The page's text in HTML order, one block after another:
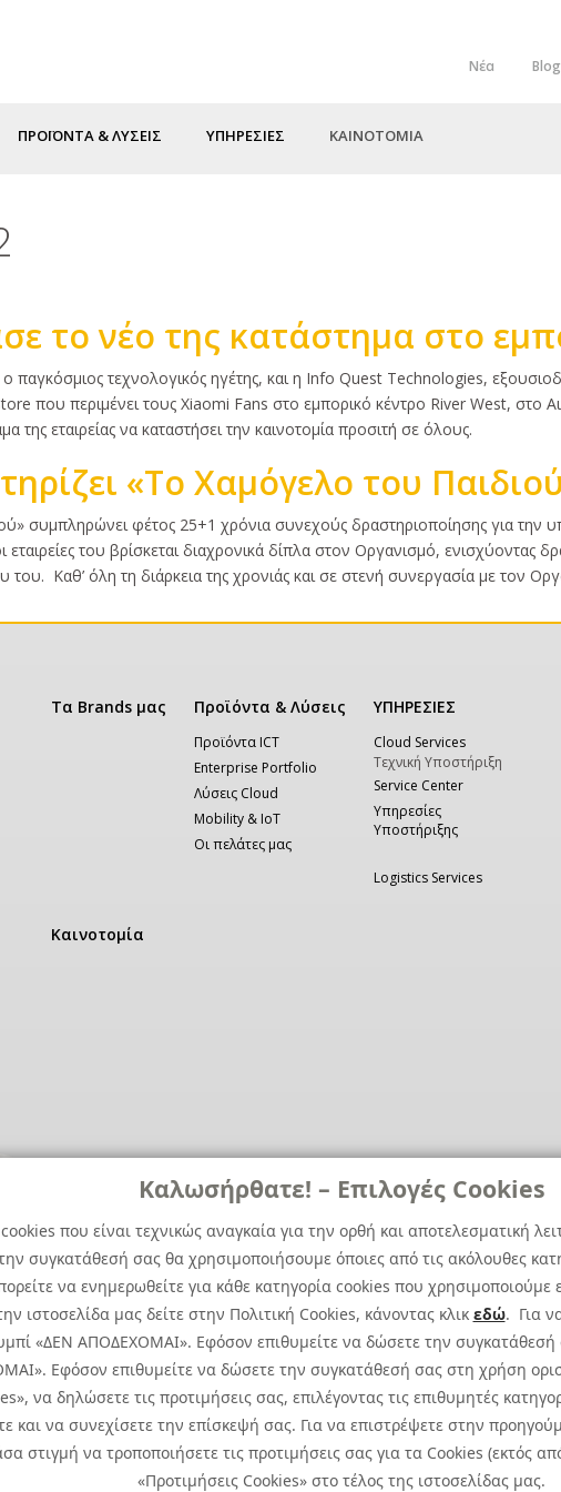
Καλωσήρθατε! – Επιλογές Cookies
που είναι τεχνικώς αναγκαία για την ορθή και αποτελεσματική
συγκατάθεσή σας θα χρησιμοποιήσουμε όποιες από τις ακόλουθες
να ενημερωθείτε για κάθε κατηγορία cookies που χρησιμοποιούμε
ιστοσελίδα μας δείτε στην Πολιτική Cookies, κάνοντας κλικ εδώ. Για
«ΔΕΝ ΑΠΟΔΕΧΟΜΑΙ». Εφόσον επιθυμείτε να δώσετε την
Εφόσον επιθυμείτε να δώσετε την συγκατάθεσή σας στη χρήση
να δηλώσετε τις προτιμήσεις σας, επιλέγοντας τις επιθυμητές
να συνεχίσετε την επίσκεψή σας. Για να επιστρέψετε στην
να τροποποιήσετε τις προτιμήσεις σας για τα Cookies (εκτός
«Προτιμήσεις Cookies» στο τέλος της ιστοσελίδας μας.
Νέα Blog
ΠΡΟΪΟΝΤΑ & ΛΥΣΕΙΣ ΥΠΗΡΕΣΙΕΣ ΚΑΙΝΟΤΟΜΙΑ
το νέο της κατάστημα στο
τεχνολογικός ηγέτης, και η Info Quest Technologies,
που περιμένει τους Xiaomi Fans στο εμπορικό κέντρο River West, στο
της εταιρείας να καταστήσει την καινοτομία προσιτή σε όλους.
«Το Χαμόγελο του
συμπληρώνει φέτος 25+1 χρόνια συνεχούς δραστηριοποίησης για την
του βρίσκεται διαχρονικά δίπλα στον Οργανισμό, ενισχύοντας
Καθ’ όλη τη διάρκεια της χρονιάς και σε στενή συνεργασία με τον
Τα Brands μας Προϊόντα & Λύσεις
Προϊόντα ICT
Enterprise Portfolio
Λύσεις Cloud
Mobility & IoT
Οι πελάτες μας
ΥΠΗΡΕΣΙΕΣ
Cloud Services
Τεχνική Υποστήριξη
Service Center
Υπηρεσίες
Υποστήριξης
Logistics Services
Καινοτομία
δικαιώματος. Πολιτική Cookies
Πολιτική Απορρήτου: Για να ενημερωθείτε
Ειδική Δήλωση CCTV|